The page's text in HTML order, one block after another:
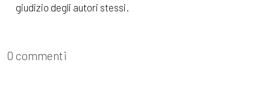
giudizio degli autori stessi.
0 commenti